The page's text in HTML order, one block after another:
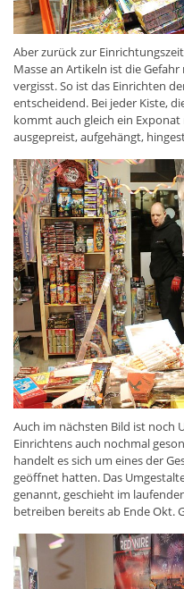
Aber zurück zur
Masse an Artikeln ist die
vergisst. So ist das Einrichten
entscheidend. Bei jeder Kiste,
kommt auch gleich ein
ausgepreist, aufgehängt,
ist der Gang hinterm Tresen
den letzten Sitz.
Auch im nächsten Bild ist noch
Einrichtens auch nochmal
handelt es sich um eines der
geöffnet hatten. Das
genannt, geschieht im
betreiben bereits ab Ende Okt.
Berühmtheit, dazu gleich mehr.